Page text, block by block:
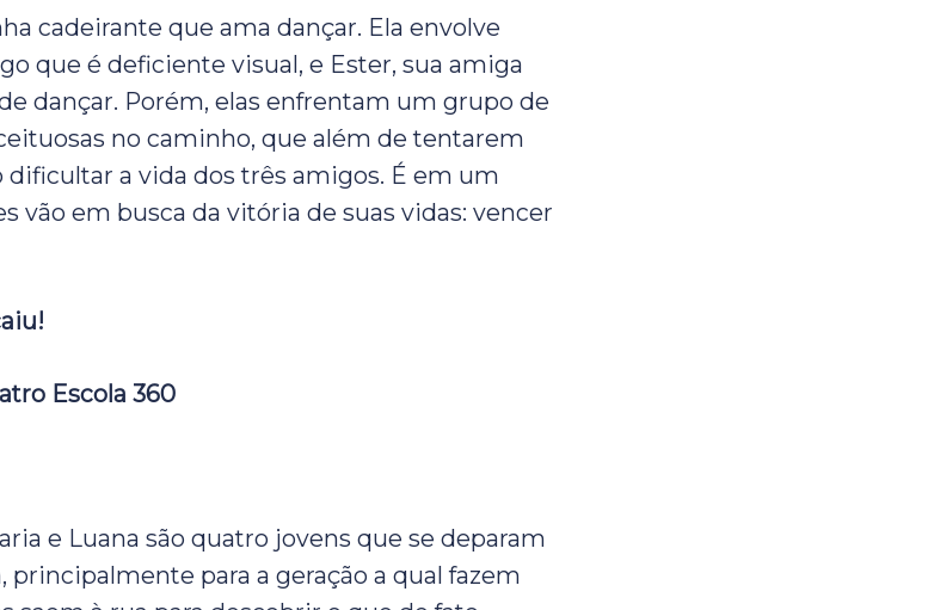
cadeirante que ama dançar. Ela envolve
que é deficiente visual, e Ester, sua amiga
dançar. Porém, elas enfrentam um grupo de
no caminho, que além de tentarem
a vida dos três amigos. É em um
vão em busca da vitória de suas vidas: vencer
Escola 360
e Luana são quatro jovens que se deparam
para a geração a qual fazem